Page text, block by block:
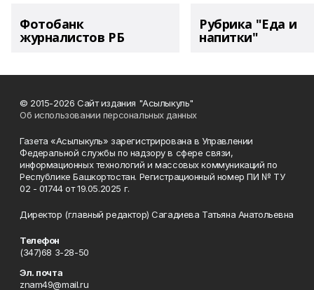
Фотобанк
журналистов РБ
Рубрика "Еда и
напитки"
© 2015-2026 Сайт издания "Асылыкуль"
Об использовании персональных данных
Газета «Асылыкуль» зарегистрирована в Управлении
Федеральной службы по надзору в сфере связи,
информационных технологий и массовых коммуникаций по
Республике Башкортостан. Регистрационный номер ПИ № ТУ
02 - 01744 от 19.05.2025 г.
Директор (главный редактор) Сагадиева Татьяна Анатольевна
Телефон
(347)68 3-28-50
Эл. почта
znam49@mail.ru